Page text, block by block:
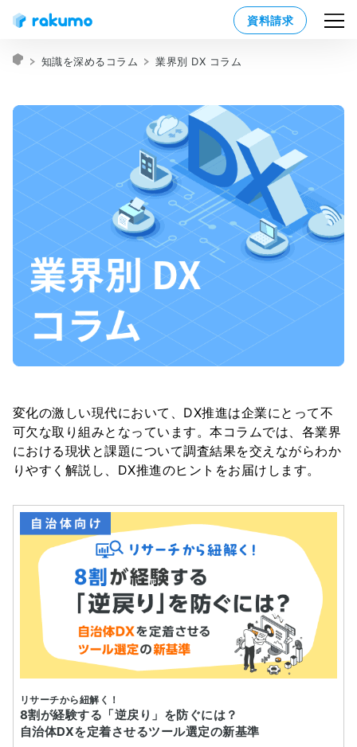
資料請求
知識を深めるコラム 業界別 DX コラム
変化の激しい現代において、DX推進は企業にとって不
可欠な取り組みとなっています。本コラムでは、各業界
における現状と課題について調査結果を交えながらわか
りやすく解説し、DX推進のヒントをお届けします。
リサーチから紐解く！
8割が経験する「逆戻り」を防ぐには？
自治体DXを定着させるツール選定の新基準